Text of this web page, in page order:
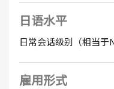
■私人房间（视季节而
房间：床/暖气/电视/冰
常见：洗衣机/烘干机
⑤ 其他附带工作
日语水平
日常会话级别（相当于
雇用形式